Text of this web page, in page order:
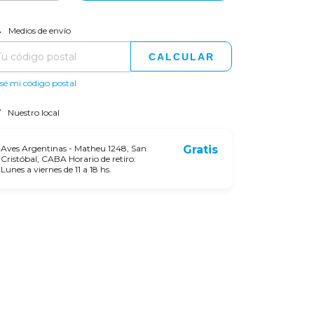
para el CP:
Medios de envío
CALCULAR
mi código postal
Nuestro local
Aves Argentinas - Matheu 1248, San
Cristóbal, CABA Horario de retiro:
Lunes a viernes de 11 a 18 hs.
Gratis